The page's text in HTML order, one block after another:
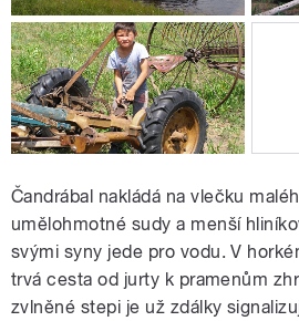
Čandrábal nakládá na vlečku
umělohmotné sudy a menší
svými syny jede pro vodu. V
trvá cesta od jurty k pramenům
zvlněné stepi je už zdálky